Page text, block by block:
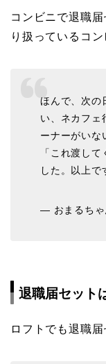
コンビニで退職
り扱っているコ
ほんで、次の
い、ネカフェ
ーナーがいな
「これ渡し
した。以上で
— おまるち
退職届セット
ロフトでも退職